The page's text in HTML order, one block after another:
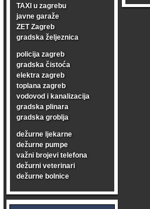
TAXI u zagrebu
javne garaže
ZET Zagreb
gradska željeznica
policija zagreb
gradska čistoća
elektra zagreb
toplana zagreb
vodovod i kanalizacija
gradska plinara
gradska groblja
dežurne ljekarne
dežurne pumpe
važni brojevi telefona
dežurni veterinari
dežurne bolnice